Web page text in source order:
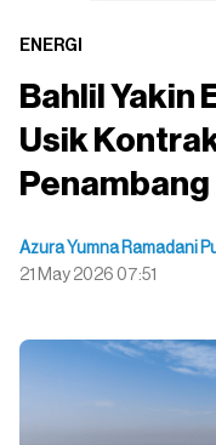
ENERGI
Bahlil Yakin
Usik
Penambang
Azura Yumna Ramadani
21 May 2026 07:51